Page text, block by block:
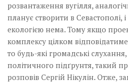
розвантаження вугілля,
планує створити в Севастополі,
екологією нема. Тому якщо
комплексу цілком
то будь-які громадські
політичного підґрунтя, такий
розпові­в Сергій Нікулін. Отже,